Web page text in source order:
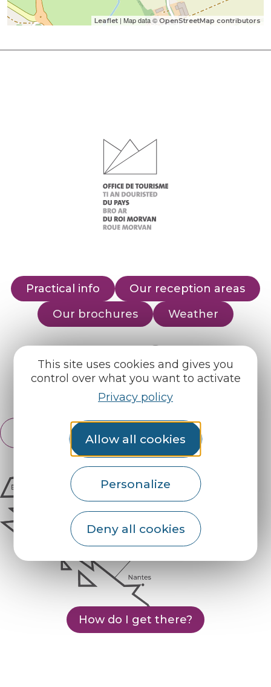
This site uses cookies and gives you
control over what you want to activate
Privacy policy
Allow all cookies
Personalize
Deny all cookies
Leaflet | Map data © OpenStreetMap contributors
Practical info
Our reception areas
Our brochures
Weather
Find us on :
Espace pro Partners
English
Français
How do I get there?